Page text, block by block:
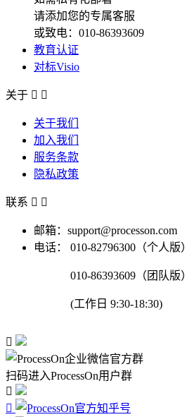
请添加您的专属客服
或致电：010-86393609
教育认证
对标Visio
关于  
关于我们
加入我们
服务条款
隐私政策
联系  
邮箱：support@processon.com
电话：
010-82796300（个人版）
010-86393609（团队版）
(工作日 9:30-18:30)

扫码进入ProcessOn用户群

